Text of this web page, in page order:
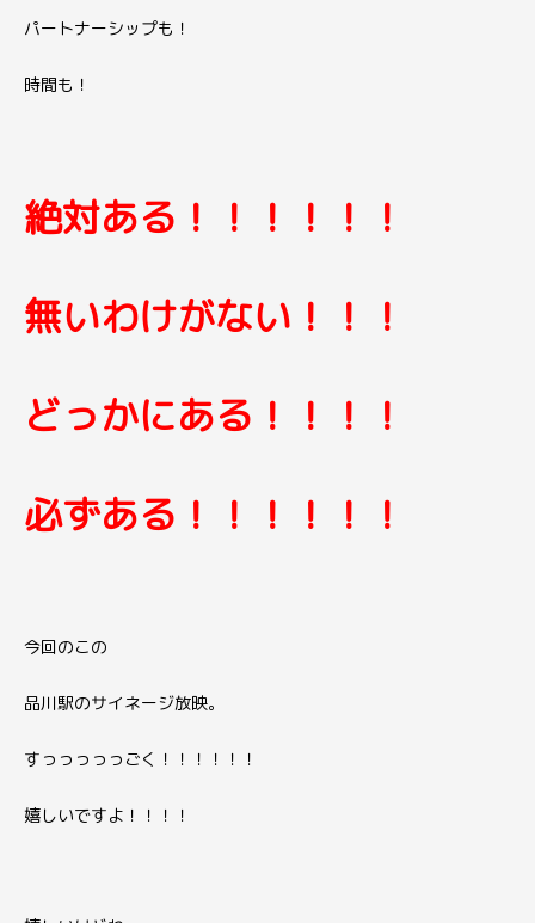
パートナーシップも！
時間も！
絶対ある！！！！！！
無いわけがない！！！
どっかにある！！！！
必ずある！！！！！！
今回のこの
品川駅のサイネージ放映。
すっっっっっごく！！！！！！
嬉しいですよ！！！！